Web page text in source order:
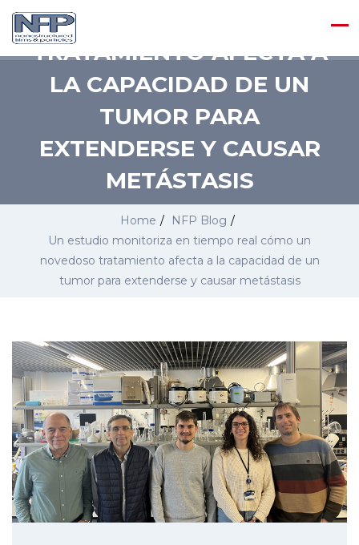
TRATAMIENTO AFECTA A
LA CAPACIDAD DE UN
TUMOR PARA
EXTENDERSE Y CAUSAR
METÁSTASIS
Home / NFP Blog /
Un estudio monitoriza en tiempo real cómo un
novedoso tratamiento afecta a la capacidad de un
tumor para extenderse y causar metástasis